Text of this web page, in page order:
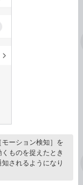
モーション検知］を
ものを捉えたとき
されるようになり